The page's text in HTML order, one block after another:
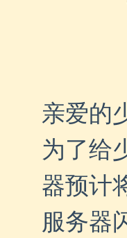
亲爱的
为了给
器预计
服务器